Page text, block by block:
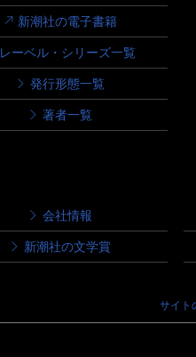
新潮社の電子書籍
レーベル・シリーズ一覧
発行形態一覧
著者一覧
会社情報
新潮社の文学賞
サイト